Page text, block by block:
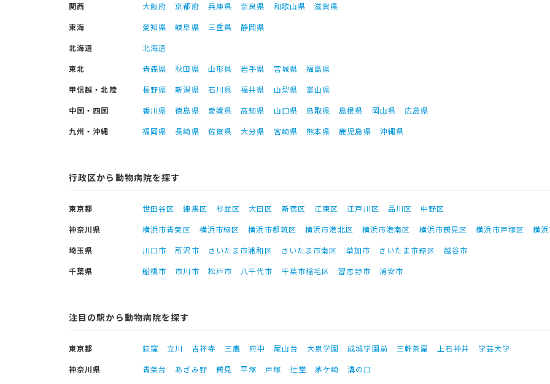
関西
大阪府 京都府 兵庫県 奈良県 和歌山県
滋賀県
東海
愛知県 岐阜県 三重県
静岡県
北海道
北海道
東北
青森県 秋田県 山形県 岩手県 宮城県
福島県
甲信越・北陸
長野県 新潟県 石川県 福井県 山梨県
富山県
中国・四国
香川県 徳島県 愛媛県 高知県 山口県 鳥取県 島根県 岡山県
広島県
九州・沖縄
福岡県 長崎県 佐賀県 大分県 宮崎県 熊本県 鹿児島県 沖縄県
行政区から動物病院を探す
東京都 世田谷区 練馬区 杉並区 大田区 新宿区 江東区 江戸川区 品川区
中野区
神奈川県
横浜市青葉区 横浜市緑区 横浜市都筑区 横浜市港北区 横浜市港南区 横浜市鶴見区 横浜市戸塚区
横
埼玉県
川口市 所沢市 さいたま市浦和区 さいたま市南区 草加市 さいたま市緑区
越谷市
千葉県
船橋市 市川市 松戸市 八千代市 千葉市稲毛区 習志野市 浦安市
注目の駅から動物病院を探す
東京都 荻窪 立川 吉祥寺 三鷹 府中 尾山台 大泉学園 成城学園前 三軒茶屋 上石神井
学芸大学
神奈川県
青葉台 あざみ野 鶴見 平塚 戸塚 辻堂 茅ケ崎
溝の口